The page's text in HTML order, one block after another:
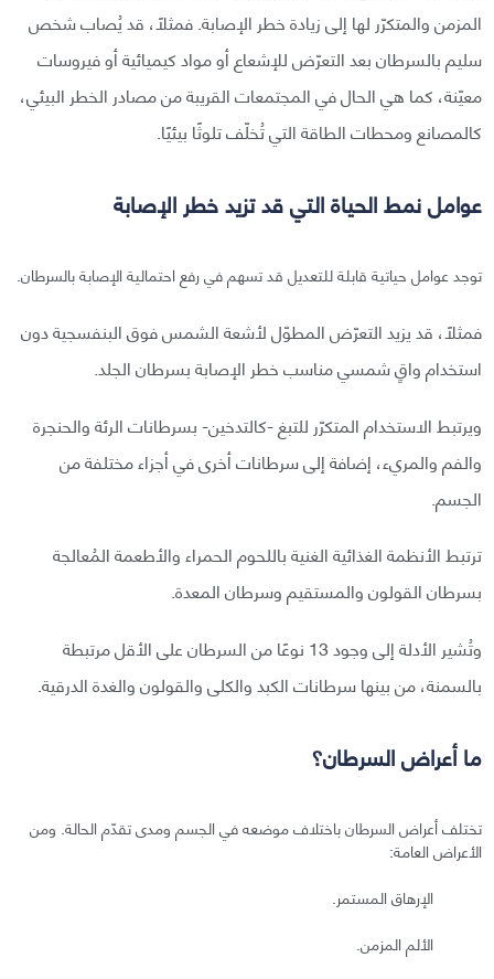
المزمن والمتكرّر لها إلى زيادة خطر الإصابة. فمثلًا، قد يُصاب شخص
سليم بالسرطان بعد التعرّض للإشعاع أو مواد كيميائية أو فيروسات
معيّنة، كما هي الحال في المجتمعات القريبة من مصادر الخطر البيئي،
كالمصانع ومحطات الطاقة التي تُخلّف تلوثًا بيئيًا.
عوامل نمط الحياة التي قد تزيد خطر الإصابة
توجد عوامل حياتية قابلة للتعديل قد تسهم في رفع احتمالية الإصابة بالسرطان.
فمثلًا، قد يزيد التعرّض المطوّل لأشعة الشمس فوق البنفسجية دون
استخدام واقٍ شمسي مناسب خطر الإصابة بسرطان الجلد.
ويرتبط الاستخدام المتكرّر للتبغ -كالتدخين- بسرطانات الرئة والحنجرة
والفم والمريء، إضافة إلى سرطانات أخرى في أجزاء مختلفة من
الجسم.
ترتبط الأنظمة الغذائية الغنية باللحوم الحمراء والأطعمة المُعالجة
بسرطان القولون والمستقيم وسرطان المعدة.
وتُشير الأدلة إلى وجود 13 نوعًا من السرطان على الأقل مرتبطة
بالسمنة، من بينها سرطانات الكبد والكلى والقولون والغدة الدرقية.
ما أعراض السرطان؟
تختلف أعراض السرطان باختلاف موضعه في الجسم ومدى تقدّم الحالة. ومن
الأعراض العامة:
الإرهاق المستمر.
الألم المزمن.